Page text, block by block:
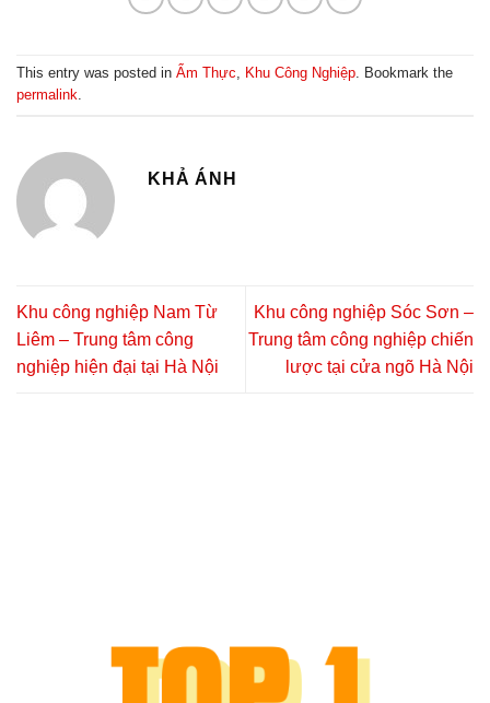
This entry was posted in Ẩm Thực, Khu Công Nghiệp. Bookmark the
permalink.
KHẢ ÁNH
Khu công nghiệp Nam Từ
Liêm – Trung tâm công
nghiệp hiện đại tại Hà Nội
Khu công nghiệp Sóc Sơn –
Trung tâm công nghiệp chiến
lược tại cửa ngõ Hà Nội